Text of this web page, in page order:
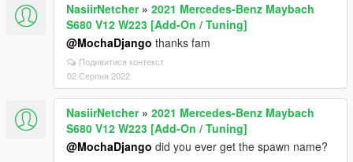
NasiirNetcher» 2021 Mercedes-Benz Maybach
S680 V12 W223 [Add-On / Tuning]
@MochaDjango thanks fam
Подивитися контекст
02 Серпня 2022
NasiirNetcher» 2021 Mercedes-Benz Maybach
S680 V12 W223 [Add-On / Tuning]
@MochaDjango did you ever get the spawn name?